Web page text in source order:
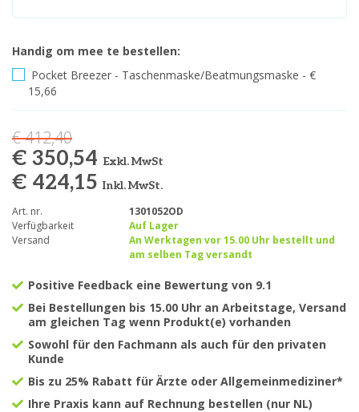
Handig om mee te bestellen:
Pocket Breezer - Taschenmaske/Beatmungsmaske - €
15,66
€ 412,40
€ 350,54 Exkl. MwSt
€ 424,15 Inkl. MwSt.
Art. nr.
1301052OD
Verfügbarkeit
Auf Lager
Versand
An Werktagen vor 15.00 Uhr bestellt und
am selben Tag versandt
Positive Feedback eine Bewertung von 9.1
Bei Bestellungen bis 15.00 Uhr an Arbeitstage, Versand
am gleichen Tag wenn Produkt(e) vorhanden
Sowohl für den Fachmann als auch für den privaten
Kunde
Bis zu 25% Rabatt für Ärzte oder Allgemeinmediziner*
Ihre Praxis kann auf Rechnung bestellen (nur NL)